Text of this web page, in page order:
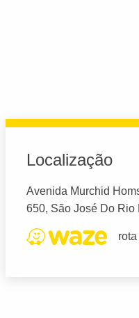
Localização
Avenida Murchid
650, São José Do Rio